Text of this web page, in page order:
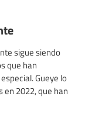
sigue siendo
que han
Gueye lo
2022, que han